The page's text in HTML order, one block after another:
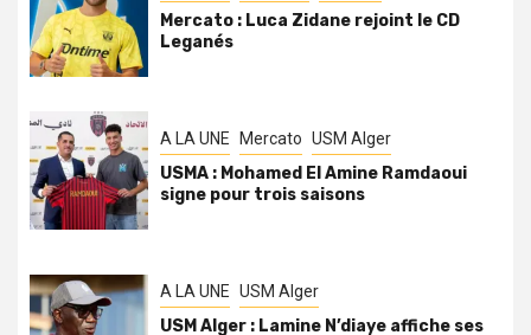
Mercato : Luca Zidane rejoint le CD
Leganés
A LA UNE Mercato USM Alger
USMA : Mohamed El Amine Ramdaoui
signe pour trois saisons
A LA UNE USM Alger
USM Alger : Lamine N’diaye affiche ses